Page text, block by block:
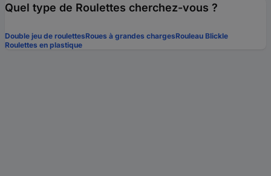
Quel type de Roulettes cherchez-vous ?
Double jeu de roulettesRoues à grandes chargesRouleau Blickle
Roulettes en plastique